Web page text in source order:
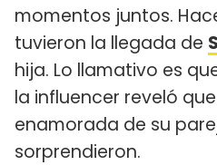
momentos juntos.
tuvieron la llegada de
hija. Lo llamativo es
la influencer reveló
enamorada de su
sorprendieron.